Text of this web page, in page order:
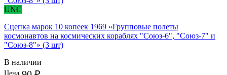
UNC
Сцепка марок 10 копеек 1969 «Групповые полеты
космонавтов на космических кораблях "Союз-6", "Союз-7" и
"Союз-8"» (3 шт)
В наличии
Цена